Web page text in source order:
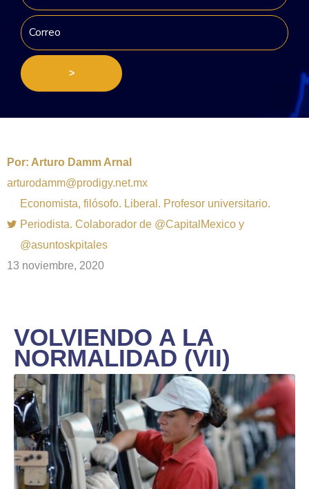
>
Por: Arturo Damm Arnal
arturodamm@prodigy.net.mx
Economista, filósofo. Liberal. Profesor universitario.
Periodista. Colaborador de @CapitalMexico y
@asuntoskpitales
13 noviembre, 2020
VOLVIENDO A LA
NORMALIDAD (VII)